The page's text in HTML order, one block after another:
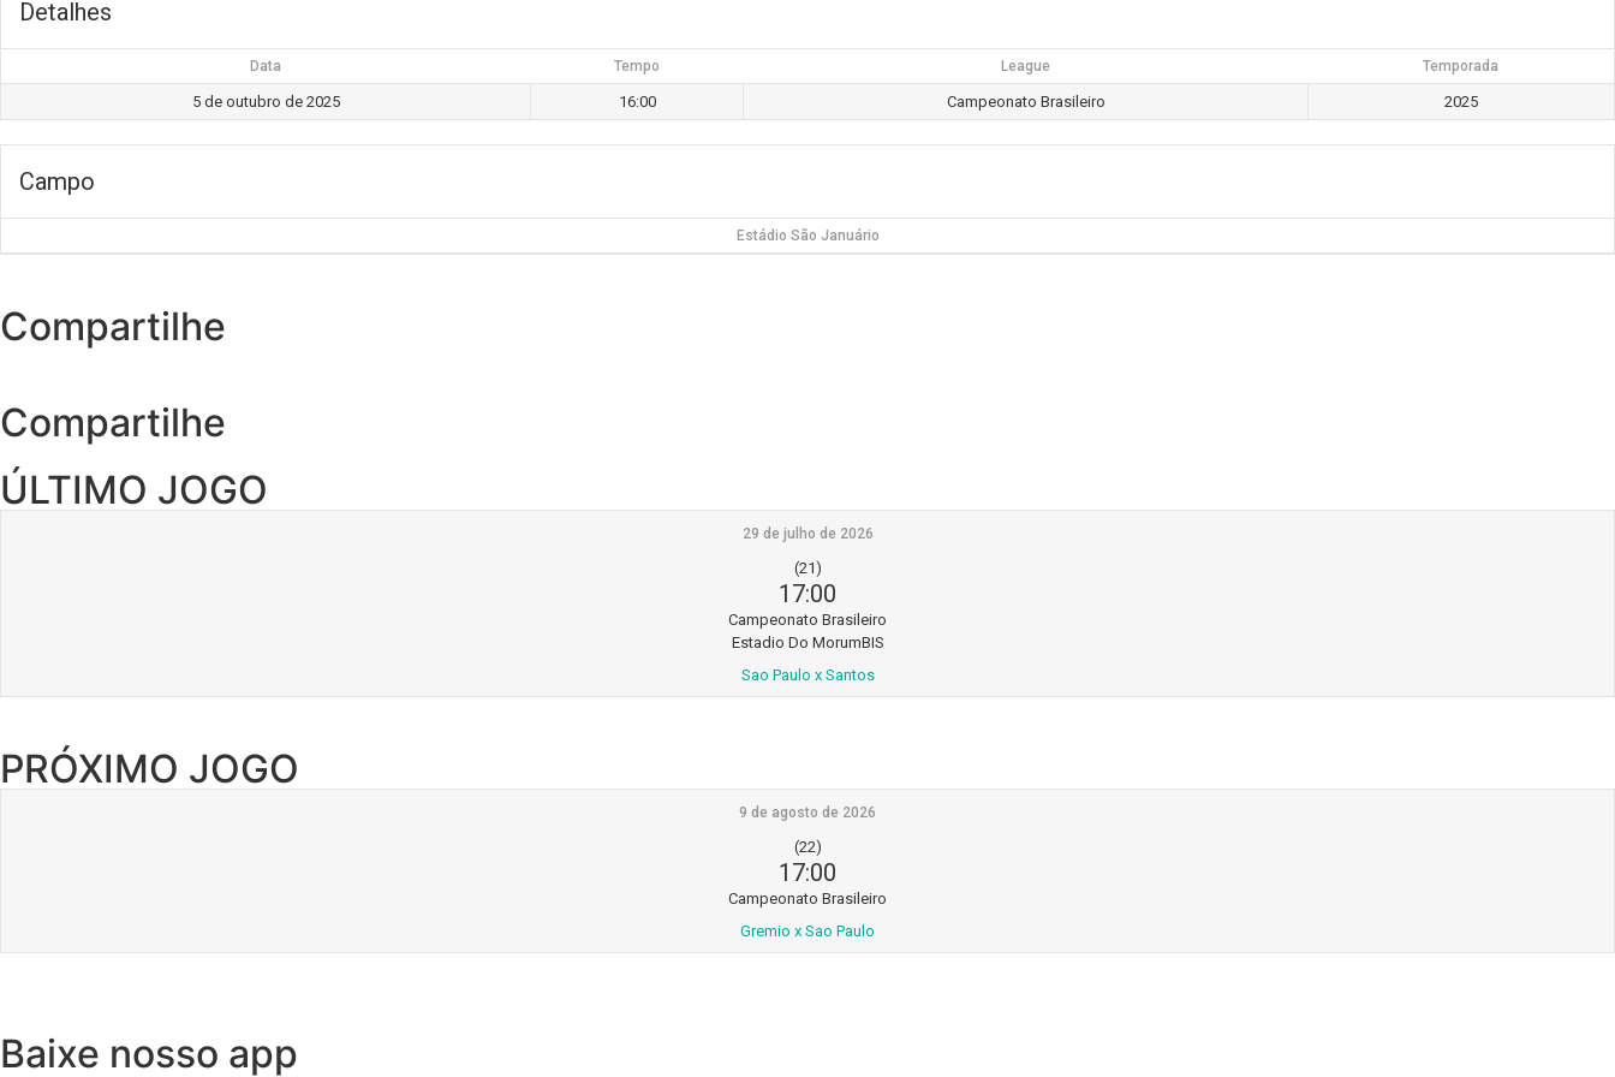
Detalhes
Data Tempo League Temporada
5 de outubro de 2025 16:00 Campeonato Brasileiro 2025
Campo
Estádio São Januário
Compartilhe
Compartilhe
ÚLTIMO JOGO
29 de julho de 2026
(21)
17:00
Campeonato Brasileiro
Estadio Do MorumBIS
Sao Paulo x Santos
PRÓXIMO JOGO
9 de agosto de 2026
(22)
17:00
Campeonato Brasileiro
Gremio x Sao Paulo
Baixe nosso app